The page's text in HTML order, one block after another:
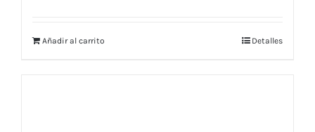
Añadir al carrito Detalles